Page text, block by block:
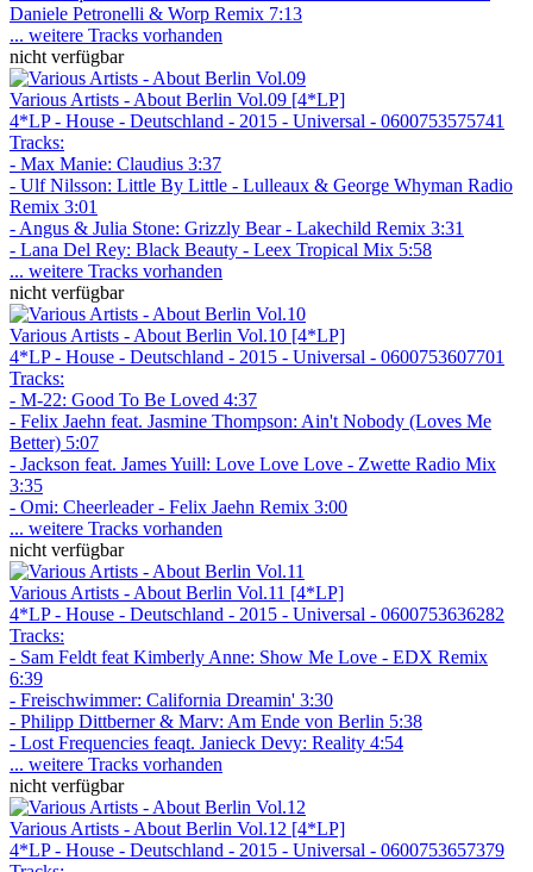
Daniele Petronelli & Worp Remix 7:13
... weitere Tracks vorhanden
nicht verfügbar
Various Artists - About Berlin Vol.09 [4*LP]
4*LP - House - Deutschland - 2015 - Universal - 0600753575741
Tracks:
- Max Manie: Claudius 3:37
- Ulf Nilsson: Little By Little - Lulleaux & George Whyman Radio
Remix 3:01
- Angus & Julia Stone: Grizzly Bear - Lakechild Remix 3:31
- Lana Del Rey: Black Beauty - Leex Tropical Mix 5:58
... weitere Tracks vorhanden
nicht verfügbar
Various Artists - About Berlin Vol.10 [4*LP]
4*LP - House - Deutschland - 2015 - Universal - 0600753607701
Tracks:
- M-22: Good To Be Loved 4:37
- Felix Jaehn feat. Jasmine Thompson: Ain't Nobody (Loves Me
Better) 5:07
- Jackson feat. James Yuill: Love Love Love - Zwette Radio Mix
3:35
- Omi: Cheerleader - Felix Jaehn Remix 3:00
... weitere Tracks vorhanden
nicht verfügbar
Various Artists - About Berlin Vol.11 [4*LP]
4*LP - House - Deutschland - 2015 - Universal - 0600753636282
Tracks:
- Sam Feldt feat Kimberly Anne: Show Me Love - EDX Remix
6:39
- Freischwimmer: California Dreamin' 3:30
- Philipp Dittberner & Marv: Am Ende von Berlin 5:38
- Lost Frequencies feaqt. Janieck Devy: Reality 4:54
... weitere Tracks vorhanden
nicht verfügbar
Various Artists - About Berlin Vol.12 [4*LP]
4*LP - House - Deutschland - 2015 - Universal - 0600753657379